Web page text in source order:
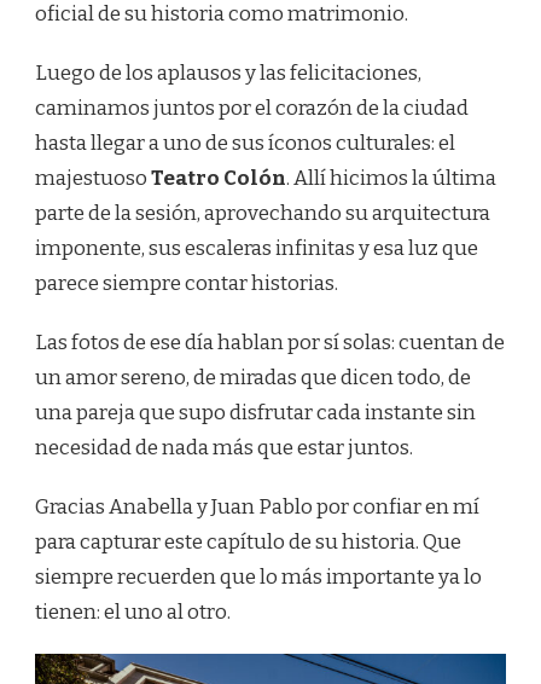
oficial de su historia como matrimonio.
Luego de los aplausos y las felicitaciones,
caminamos juntos por el corazón de la ciudad
hasta llegar a uno de sus íconos culturales: el
majestuosoTeatro Colón. Allí hicimos la última
parte de la sesión, aprovechando su arquitectura
imponente, sus escaleras infinitas y esa luz que
parece siempre contar historias.
Las fotos de ese día hablan por sí solas: cuentan de
un amor sereno, de miradas que dicen todo, de
una pareja que supo disfrutar cada instante sin
necesidad de nada más que estar juntos.
Gracias Anabella y Juan Pablo por confiar en mí
para capturar este capítulo de su historia. Que
siempre recuerden que lo más importante ya lo
tienen: el uno al otro.